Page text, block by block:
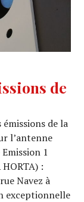
de
de la
l’antenne
1
HORTA) :
Navez à
exceptionnelle